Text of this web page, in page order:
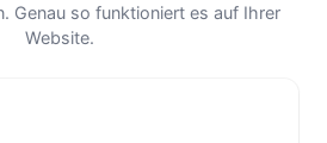
Genau so funktioniert es auf Ihrer
Website.